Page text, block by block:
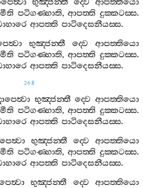
භුඤ‍්ජන‍්තී ද‍්වෙ
ආපත‍්තියො
පටිගණ‍්හාති,ආපත‍්ති දුක‍්කටස‍්ස.
ආපත‍්ති පාටිදෙසනීයස‍්ස.
භුඤ‍්ජන‍්තී ද‍්වෙ
ආපත‍්තියො
පටිගණ‍්හාති,ආපත‍්ති දුක‍්කටස‍්ස.
ආපත‍්ති පාටිදෙසනීයස‍්ස.
268
භුඤ‍්ජන‍්තී ද‍්වෙ ආපත‍්තියො
පටිගණ‍්හාති,ආපත‍්ති දුක‍්කටස‍්ස.
ආපත‍්ති පාටිදෙසනීයස‍්ස.
භුඤ‍්ජන‍්තී ද‍්වෙ
ආපත‍්තියො
පටිගණ‍්හාති,ආපත‍්ති දුක‍්කටස‍්ස.
ආපත‍්ති පාටිදෙසනීයස‍්ස.
භුඤ‍්ජන‍්තී ද‍්වෙ
ආපත‍්තියො